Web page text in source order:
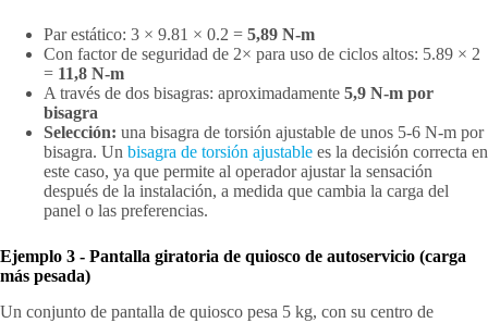
Par estático: 3 × 9.81 × 0.2 = 5,89 N-m
Con factor de seguridad de 2× para uso de ciclos altos: 5.89 × 2
= 11,8 N-m
A través de dos bisagras: aproximadamente 5,9 N-m por
bisagra
Selección: una bisagra de torsión ajustable de unos 5-6 N-m por
bisagra. Un bisagra de torsión ajustable es la decisión correcta en
este caso, ya que permite al operador ajustar la sensación
después de la instalación, a medida que cambia la carga del
panel o las preferencias.
Ejemplo 3 - Pantalla giratoria de quiosco de autoservicio (carga
más pesada)
Un conjunto de pantalla de quiosco pesa 5 kg, con su centro de